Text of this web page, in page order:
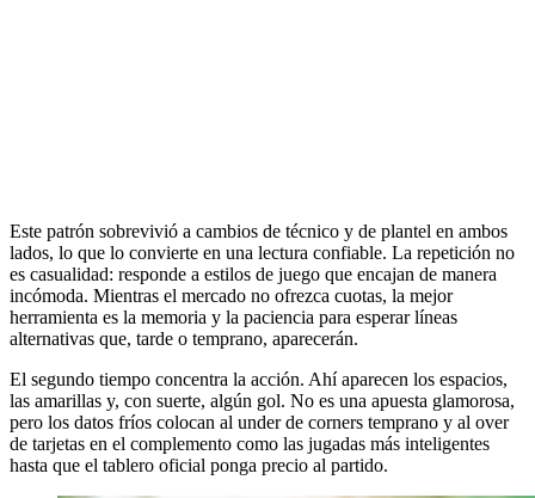
Este patrón sobrevivió a cambios de técnico y de plantel en ambos
lados, lo que lo convierte en una lectura confiable. La repetición no
es casualidad: responde a estilos de juego que encajan de manera
incómoda. Mientras el mercado no ofrezca cuotas, la mejor
herramienta es la memoria y la paciencia para esperar líneas
alternativas que, tarde o temprano, aparecerán.
El segundo tiempo concentra la acción. Ahí aparecen los espacios,
las amarillas y, con suerte, algún gol. No es una apuesta glamorosa,
pero los datos fríos colocan al under de corners temprano y al over
de tarjetas en el complemento como las jugadas más inteligentes
hasta que el tablero oficial ponga precio al partido.